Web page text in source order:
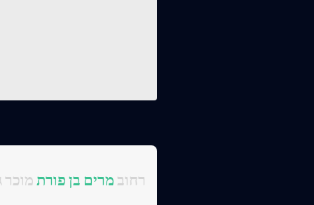
:רחוב מרים בן פורתמוכר